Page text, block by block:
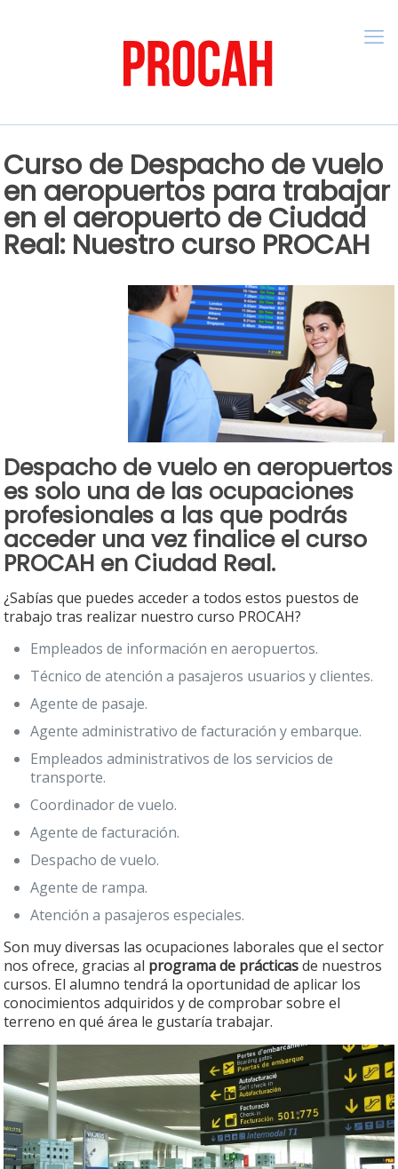
Curso de Despacho de vuelo
en aeropuertos para trabajar
en el aeropuerto de Ciudad
Real: Nuestro curso PROCAH
Despacho de vuelo en aeropuertos
es solo una de las ocupaciones
profesionales a las que podrás
acceder una vez finalice el curso
PROCAH en Ciudad Real.
¿Sabías que puedes acceder a todos estos puestos de
trabajo tras realizar nuestro curso PROCAH?
Empleados de información en aeropuertos.
Técnico de atención a pasajeros usuarios y clientes.
Agente de pasaje.
Agente administrativo de facturación y embarque.
Empleados administrativos de los servicios de
transporte.
Coordinador de vuelo.
Agente de facturación.
Despacho de vuelo.
Agente de rampa.
Atención a pasajeros especiales.
Son muy diversas las ocupaciones laborales que el sector
nos ofrece, gracias al programa de prácticasde nuestros
cursos. El alumno tendrá la oportunidad de aplicar los
conocimientos adquiridos y de comprobar sobre el
terreno en qué área le gustaría trabajar.